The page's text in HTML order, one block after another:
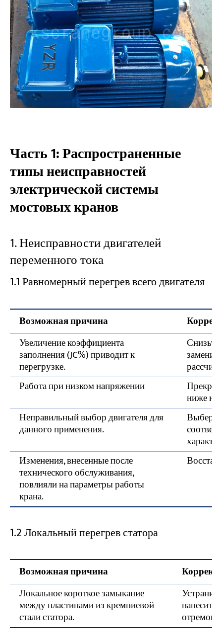
10. Отключение электроэнергии, но
контактор защитного блока не отключается
(цепь управления обесточена).
Экспресс-диагностика электрических
неисправностей мостовых кранов.
Руководство по замене и ремонту
обслуживание электрических систем
мостовых кранов.
Регулярно проверяйте электрические
соединения.
Проверьте контакторы и реле.
Испытание концевых выключателей и
Соблюдайте график плановых
электротехнических проверок.
Нужна квалифицированная помощь при
неисправностях электросистемы мостового
крана?
Часть 1: Распространенные
типы неисправностей
электрической системы
мостовых кранов
1. Неисправности двигателей
переменного тока
1.1 Равномерный перегрев всего двигателя
Возможная причина
Увеличение коэффициента
заполнения (JC%) приводит к
перегрузке.
Работа при низком напряжении
ниже
Неправильный выбор двигателя для
данного применения.
Изменения, внесенные после
технического обслуживания,
повлияли на параметры работы
крана.
1.2 Локальный перегрев статора
Возможная причина
Локальное короткое замыкание
между пластинами из кремниевой
стали статора.
нанесите